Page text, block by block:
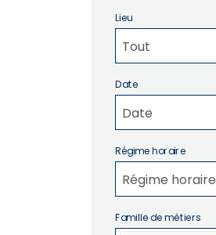
Lieu
Tout
Date
Date
Régime horaire
Régime horaire
Famille de métiers